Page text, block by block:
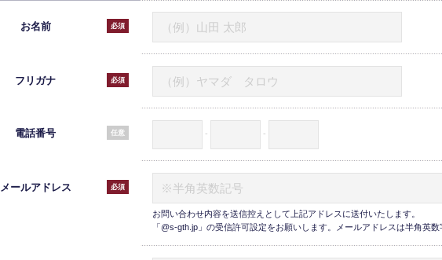
お名前 必須
フリガナ 必須
電話番号 任意 - -
メールアドレス 必須
お問い合わせ内容を送信控えとして上記アドレスに送付いたします。
「@s-gth.jp」の受信許可設定をお願いします。メールアドレスは半角英数